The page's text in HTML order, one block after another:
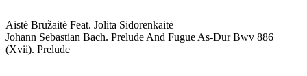
Aistė Bružaitė Feat. Jolita Sidorenkaitė
Johann Sebastian Bach. Prelude And Fugue As-Dur Bwv 886
(xvii). Prelude